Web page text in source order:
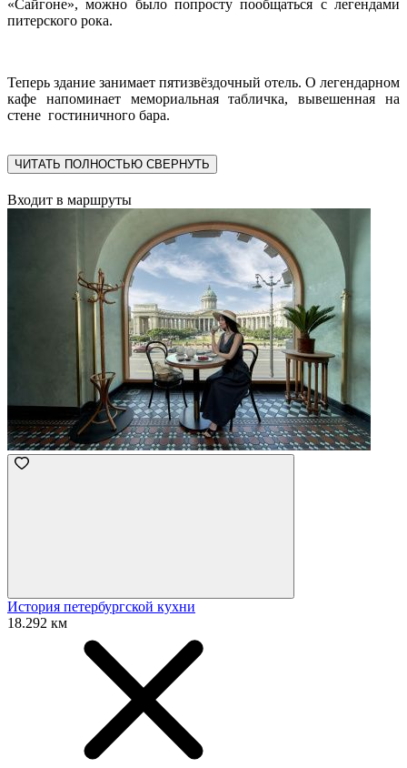
«Сайгоне», можно было попросту пообщаться с легендами
питерского рока.
Теперь здание занимает пятизвёздочный отель. О легендарном
кафе напоминает мемориальная табличка, вывешенная на
стене гостиничного бара.
ЧИТАТЬ ПОЛНОСТЬЮ СВЕРНУТЬ
Входит в маршруты
История петербургской кухни
18.292 км